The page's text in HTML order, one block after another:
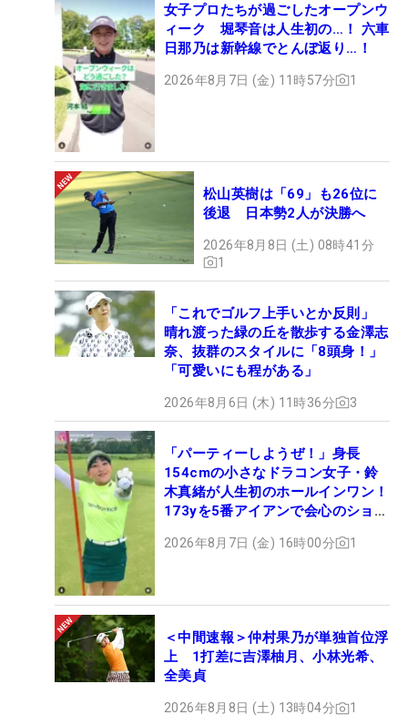
女子プロたちが過ごしたオープンウ
ィーク 堀琴音は人生初の…！ 六車
日那乃は新幹線でとんぼ返り…！
2026年8月7日 (金) 11時57分 1
松山英樹は「69」も26位に
後退 日本勢2人が決勝へ
2026年8月8日 (土) 08時41分
1
「これでゴルフ上手いとか反則」
晴れ渡った緑の丘を散歩する金澤志
奈、抜群のスタイルに「8頭身！」
「可愛いにも程がある」
2026年8月6日 (木) 11時36分 3
「パーティーしようぜ！」身長
154cmの小さなドラコン女子・鈴
木真緒が人生初のホールインワン！
173yを5番アイアンで会心のショッ
2026年8月7日 (金) 16時00分 1
＜中間速報＞仲村果乃が単独首位浮
上 1打差に吉澤柚月、小林光希、
全美貞
2026年8月8日 (土) 13時04分 1